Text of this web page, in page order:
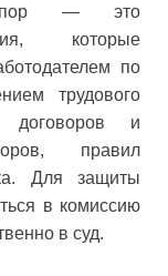
спор — это
которые
по
трудового
договоров и
правил
Для защиты
в комиссию
в суд.